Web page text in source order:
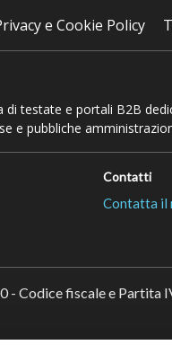
e Cookie Policy
testate e portali B2B
e pubbliche
Contatti
Contatta il
- Codice fiscale e Partita